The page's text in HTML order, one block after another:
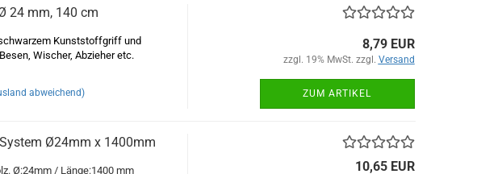
24 mm, 140 cm
Kunststoffgriff und
Wischer, Abzieher etc.
abweichend)
8,79 EUR
zzgl. 19% MwSt. zzgl. Versand
ZUM ARTIKEL
Ø24mm x 1400mm
Ø:24mm / Länge:1400 mm 10,65 EUR